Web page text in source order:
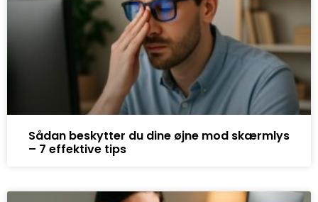
Sådan beskytter du dine øjne mod skærmlys
– 7 effektive tips